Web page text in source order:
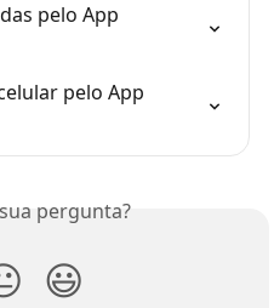
pelo App
pelo App
pergunta?
😃